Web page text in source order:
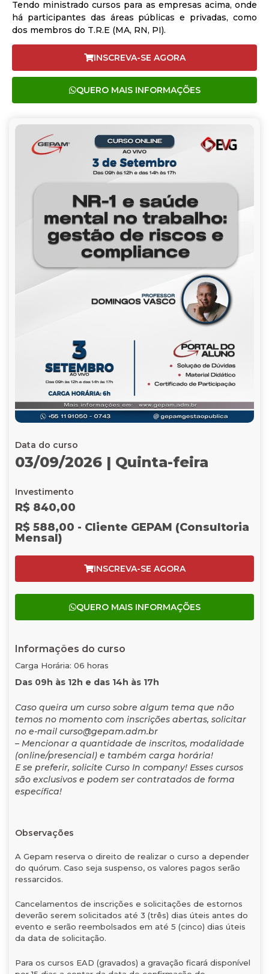
Tendo ministrado cursos para as empresas acima, onde
há participantes das áreas públicas e privadas, como
dos membros do T.R.E (MA, RN, PI).
INSCREVA-SE AGORA
QUERO MAIS INFORMAÇÕES
Data do curso
03/09/2026 | Quinta-feira
Investimento
R$ 840,00
R$ 588,00 - Cliente GEPAM (Consultoria
Mensal)
INSCREVA-SE AGORA
QUERO MAIS INFORMAÇÕES
Informações do curso
Carga Horária: 06 horas
Das 09h às 12h e das 14h às 17h
Caso queira um curso sobre algum tema que não
temos no momento com inscrições abertas, solicitar
no e-mail curso@gepam.adm.br
– Mencionar a quantidade de inscritos, modalidade
(online/presencial) e também carga horária!
E se preferir, solicite Curso In company! Esses cursos
são exclusivos e podem ser contratados de forma
específica!
Observações
A Gepam reserva o direito de realizar o curso a depender
do quórum. Caso seja suspenso, os valores pagos serão
ressarcidos.
Cancelamentos de inscrições e solicitações de estornos
deverão serem solicitados até 3 (três) dias úteis antes do
evento e serão reembolsados em até 5 (cinco) dias úteis
da data de solicitação.
Para os cursos EAD (gravados) a gravação ficará disponível